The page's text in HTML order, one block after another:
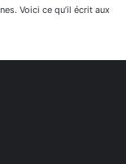
Voici ce qu’il écrit aux